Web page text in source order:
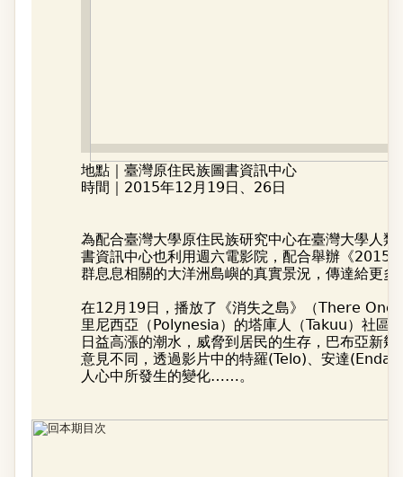
地點｜臺灣原住民族圖書資訊中心
時間｜2015年12月19日、26日
為配合臺灣大學原住民族研究中心在臺灣大學人
書資訊中心也利用週六電影院，配合舉辦《2015
群息息相關的大洋洲島嶼的真實景況，傳達給更
在12月19日，播放了《消失之島》（There
里尼西亞（Polynesia）的塔庫人（Takuu）社區
日益高漲的潮水，威脅到居民的生存，巴布亞新
意見不同，透過影片中的特羅(Telo)、安達
人心中所發生的變化……。